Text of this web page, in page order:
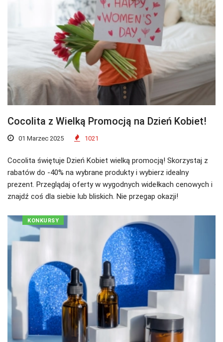
Cocolita z Wielką Promocją na Dzień Kobiet!
01 Marzec 2025 1021
Cocolita świętuje Dzień Kobiet wielką promocją! Skorzystaj z
rabatów do -40% na wybrane produkty i wybierz idealny
prezent. Przeglądaj oferty w wygodnych widełkach cenowych i
znajdź coś dla siebie lub bliskich. Nie przegap okazji!
KONKURSY